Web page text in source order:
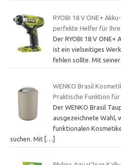
RYOBI 18 V ONE+
perfekte Helfer für
Der RYOBI 18 V ONE+
ist ein vielseitiges
fehlen sollte. Mit
WENKO Brasil
Praktische Funktion
Der WENKO Brasil
ausgezeichnete Wahl,
funktionalen
suchen. Mit […]